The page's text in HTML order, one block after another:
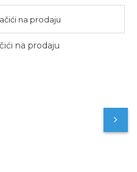
na prodaju